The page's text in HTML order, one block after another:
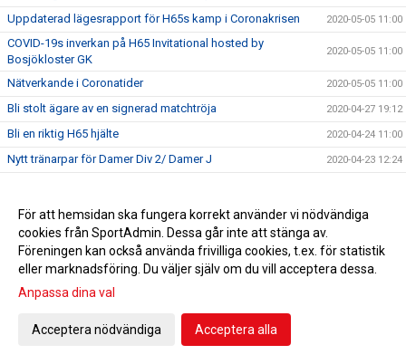
Uppdaterad lägesrapport för H65s kamp i Coronakrisen 2020-05-05 11:00
COVID-19s inverkan på H65 Invitational hosted by
Bosjökloster GK
2020-05-05 11:00
Nätverkande i Coronatider 2020-05-05 11:00
Bli stolt ägare av en signerad matchtröja 2020-04-27 19:12
Bli en riktig H65 hjälte 2020-04-24 11:00
Nytt tränarpar för Damer Div 2/ Damer J 2020-04-23 12:24
Lägesrapport för H65s kamp i Coronakrisen 2020-04-20 11:00
H65 riktlinjer för träning april 2020 2020-04-09 10:06
Starka tillsammans! 2020-04-06 10:13
Tillsammans tar vi oss igenom de svåra tiderna!
Jättevändning i Kungälv - oväntad fantasymatchhjälte
Ibland blir det inte riktigt som man tänkt sig...
För att hemsidan ska fungera korrekt använder vi nödvändiga
cookies från SportAdmin. Dessa går inte att stänga av.
Föreningen kan också använda frivilliga cookies, t.ex. för statistik
eller marknadsföring. Du väljer själv om du vill acceptera dessa.
Anpassa dina val
Acceptera nödvändiga Acceptera alla